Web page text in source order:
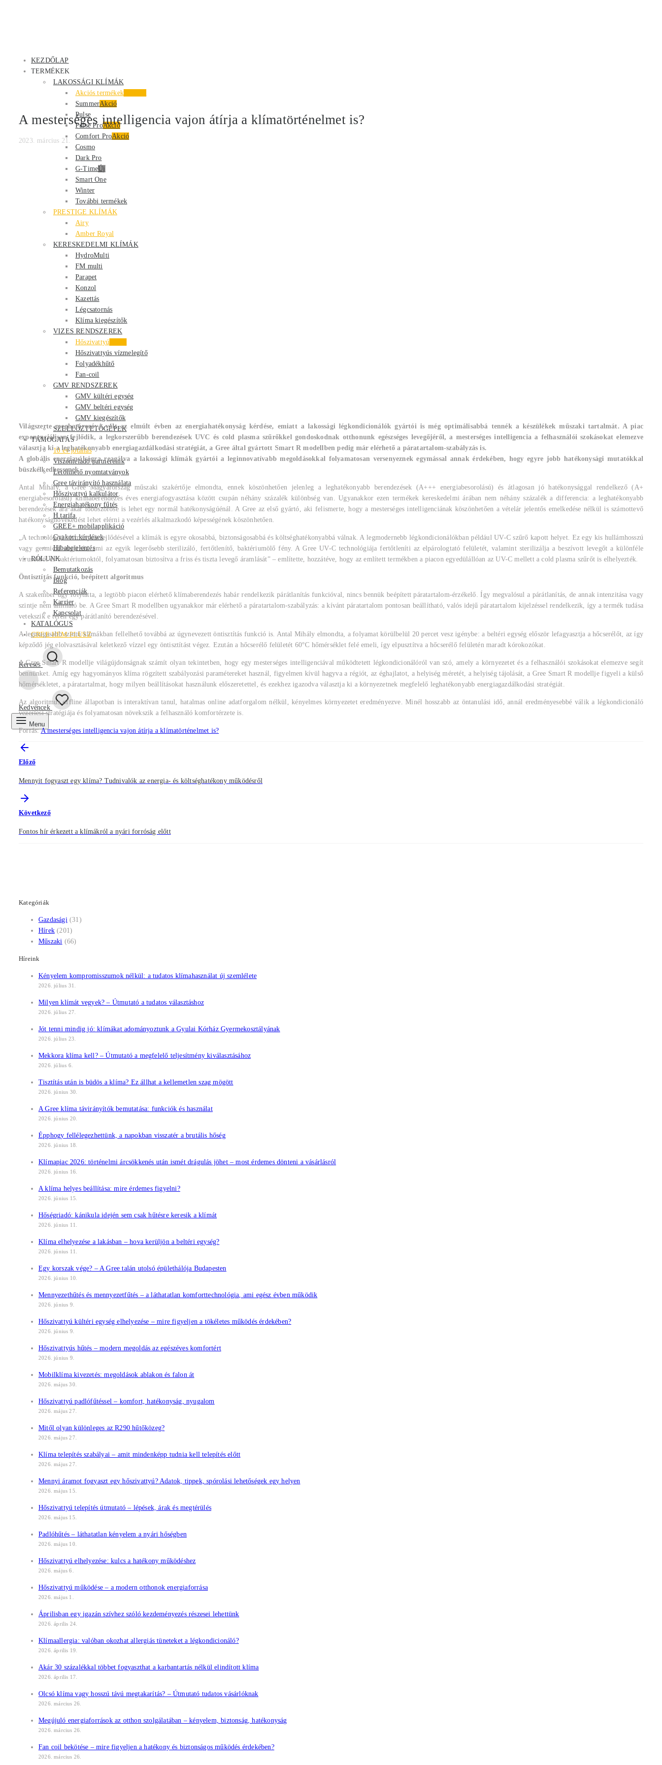
KEZDŐLAP
TERMÉKEK
LAKOSSÁGI KLÍMÁK
Akciós termékek
SummerAkció
Pulse
Pulse ProAkció
Comfort ProAkció
Cosmo
Dark Pro
G-TimeÚj
Smart One
Winter
További termékek
PRESTIGE KLÍMÁK
Airy
Amber Royal
KERESKEDELMI KLÍMÁK
HydroMulti
FM multi
Parapet
Konzol
Kazettás
Légcsatornás
Klíma kiegészítők
VIZES RENDSZEREK
Hőszivattyú
Hőszivattyús vízmelegítő
Folyadékhűtő
Fan-coil
GMV RENDSZEREK
GMV kültéri egység
GMV beltéri egység
GMV kiegészítők
SZELLŐZTETŐGÉPEK
TÁMOGATÁS
10 év jótállás
Viszonteladó partnereink
Letölthető nyomtatványok
Gree távirányító használata
Hőszivattyú kalkulátor
Energiahatékony fűtés
H tarifa
GREE+ mobilapplikáció
Gyakori kérdések
Hibabejelentés
RÓLUNK
Bemutatkozás
Blog
Referenciák
Karrier
Kapcsolat
KATALÓGUS
GREE HEM PLUSZ
Keresés
Kedvencek
Menu
A mesterséges intelligencia vajon átírja a klímatörténelmet is?
2023. március 21.
Világszerte meghatározóvá vált az elmúlt évben az energiahatékonyság kérdése, emiatt a lakossági légkondicionálók gyártói is még optimálisabbá tennék a készülékek műszaki tartalmát. A piac
exponenciálisan fejlődik, a legkorszerűbb berendezések UVC és cold plasma szűrőkkel gondoskodnak otthonunk egészséges levegőjéről, a mesterséges intelligencia a felhasználói szokásokat elemezve
választja ki a leghatékonyabb energiagazdálkodási stratégiát, a Gree által gyártott Smart R modellben pedig már elérhető a páratartalom-szabályzás is.
A globális energiaválságra reagálva a lakossági klímák gyártói a leginnovatívabb megoldásokkal folyamatosan versenyeznek egymással annak érdekében, hogy egyre jobb hatékonysági mutatókkal
büszkélkedhessenek.
Antal Mihály, a Gree Magyarország műszaki szakértője elmondta, ennek köszönhetően jelenleg a leghatékonyabb berendezések (A+++ energiabesorolású) és átlagosan jó hatékonysággal rendelkező (A+
energiabesorolású) klímaberendezés éves energiafogyasztása között csupán néhány százalék különbség van. Ugyanakkor ezen termékek kereskedelmi árában nem néhány százalék a differencia: a leghatékonyabb
berendezések ára akár többszöröse is lehet egy normál hatékonyságúénál. A Gree az első gyártó, aki felismerte, hogy a mesterséges intelligenciának köszönhetően a vételár jelentős emelkedése nélkül is számottevő
hatékonyságnövekedést lehet elérni a vezérlés alkalmazkodó képességének köszönhetően.
„A technológiai vívmányok fejlődésével a klímák is egyre okosabbá, biztonságosabbá és költséghatékonyabbá válnak. A legmodernebb légkondicionálókban például UV-C szűrő kapott helyet. Ez egy kis hullámhosszú
vagy germicid sugárzás, ami az egyik legerősebb sterilizáló, fertőtlenítő, baktériumölő fény. A Gree UV-C technológiája fertőtleníti az elpárologtató felületét, valamint sterilizálja a beszívott levegőt a különféle
vírusoktól és baktériumoktól, folyamatosan biztosítva a friss és tiszta levegő áramlását” – említette, hozzátéve, hogy az említett termékben a piacon egyedülállóan az UV-C mellett a cold plasma szűrőt is elhelyezték.
Öntisztítás funkció, beépített algoritmus
A szakember úgy folytatta, a legtöbb piacon elérhető klímaberendezés habár rendelkezik párátlanítás funkcióval, nincs bennük beépített páratartalom-érzékelő. Így megvalósul a párátlanítás, de annak intenzitása vagy
szintje nem állítható be. A Gree Smart R modellben ugyanakkor már elérhető a páratartalom-szabályzás: a kívánt páratartalom pontosan beállítható, valós idejű páratartalom kijelzéssel rendelkezik, így a termék tudása
vetekszik e téren egy párátlanító berendezésével.
A legmagasabb szintű klímákban fellelhető továbbá az úgynevezett öntisztítás funkció is. Antal Mihály elmondta, a folyamat körülbelül 20 percet vesz igénybe: a beltéri egység először lefagyasztja a hőcserélőt, az így
képződő jég elolvasztásával keletkező vízzel egy öntisztítást végez. Ezután a hőcserélő felületét 60°C hőmérséklet felé emeli, így elpusztítva a hőcserélő felületén maradt kórokozókat.
A Gree Smart R modellje világújdonságnak számít olyan tekintetben, hogy egy mesterséges intelligenciával működtetett légkondicionálóról van szó, amely a környezetet és a felhasználói szokásokat elemezve segít
bennünket. Amíg egy hagyományos klíma rögzített szabályozási paramétereket használ, figyelmen kívül hagyva a régiót, az éghajlatot, a helyiség méretét, a helyiség tájolását, a Gree Smart R modellje figyeli a külső
hőmérsékletet, a páratartalmat, hogy milyen beállításokat használunk előszeretettel, és ezekhez igazodva választja ki a környezetnek megfelelő leghatékonyabb energiagazdálkodási stratégiát.
Az algoritmus offline állapotban is interaktívan tanul, hatalmas online adatforgalom nélkül, kényelmes környezetet eredményezve. Minél hosszabb az öntanulási idő, annál eredményesebbé válik a légkondicionáló
vezérlési stratégiája és folyamatosan növekszik a felhasználó komfortérzete is.
Forrás:A mesterséges intelligencia vajon átírja a klímatörténelmet is?
Előző
Mennyit fogyaszt egy klíma? Tudnivalók az energia- és költséghatékony működésről
Következő
Fontos hír érkezett a klímákról a nyári forróság előtt
Kategóriák
Gazdasági(31)
Hírek (201)
Műszaki (66)
Híreink
Kényelem kompromisszumok nélkül: a tudatos klímahasználat új szemlélete
2026. július 31.
Milyen klímát vegyek? – Útmutató a tudatos választáshoz
2026. július 27.
Jót tenni mindig jó: klímákat adományoztunk a Gyulai Kórház Gyermekosztályának
2026. július 23.
Mekkora klíma kell? – Útmutató a megfelelő teljesítmény kiválasztásához
2026. július 6.
Tisztítás után is büdös a klíma? Ez állhat a kellemetlen szag mögött
2026. június 30.
A Gree klíma távirányítók bemutatása: funkciók és használat
2026. június 20.
Épphogy fellélegezhettünk, a napokban visszatér a brutális hőség
2026. június 18.
Klímapiac 2026: történelmi árcsökkenés után ismét drágulás jöhet – most érdemes dönteni a vásárlásról
2026. június 16.
A klíma helyes beállítása: mire érdemes figyelni?
2026. június 15.
Hőségriadó: kánikula idején sem csak hűtésre keresik a klímát
2026. június 11.
Klíma elhelyezése a lakásban – hova kerüljön a beltéri egység?
2026. június 11.
Egy korszak vége? – A Gree talán utolsó épülethálója Budapesten
2026. június 10.
Mennyezethűtés és mennyezetfűtés – a láthatatlan komforttechnológia, ami egész évben működik
2026. június 9.
Hőszivattyú kültéri egység elhelyezése – mire figyeljen a tökéletes működés érdekében?
2026. június 9.
Hőszivattyús hűtés – modern megoldás az egészéves komfortért
2026. június 9.
Mobilklíma kivezetés: megoldások ablakon és falon át
2026. május 30.
Hőszivattyú padlófűtéssel – komfort, hatékonyság, nyugalom
2026. május 27.
Mitől olyan különleges az R290 hűtőközeg?
2026. május 27.
Klíma telepítés szabályai – amit mindenképp tudnia kell telepítés előtt
2026. május 27.
Mennyi áramot fogyaszt egy hőszivattyú? Adatok, tippek, spórolási lehetőségek egy helyen
2026. május 15.
Hőszivattyú telepítés útmutató – lépések, árak és megtérülés
2026. május 15.
Padlóhűtés – láthatatlan kényelem a nyári hőségben
2026. május 10.
Hőszivattyú elhelyezése: kulcs a hatékony működéshez
2026. május 6.
Hőszivattyú működése – a modern otthonok energiaforrása
2026. május 1.
Áprilisban egy igazán szívhez szóló kezdeményezés részesei lehettünk
2026. április 24.
Klímaallergia: valóban okozhat allergiás tüneteket a légkondicionáló?
2026. április 19.
Akár 30 százalékkal többet fogyaszthat a karbantartás nélkül elindított klíma
2026. április 17.
Olcsó klíma vagy hosszú távú megtakarítás? – Útmutató tudatos vásárlóknak
2026. március 26.
Megújuló energiaforrások az otthon szolgálatában – kényelem, biztonság, hatékonyság
2026. március 26.
Fan coil bekötése – mire figyeljen a hatékony és biztonságos működés érdekében?
2026. március 26.